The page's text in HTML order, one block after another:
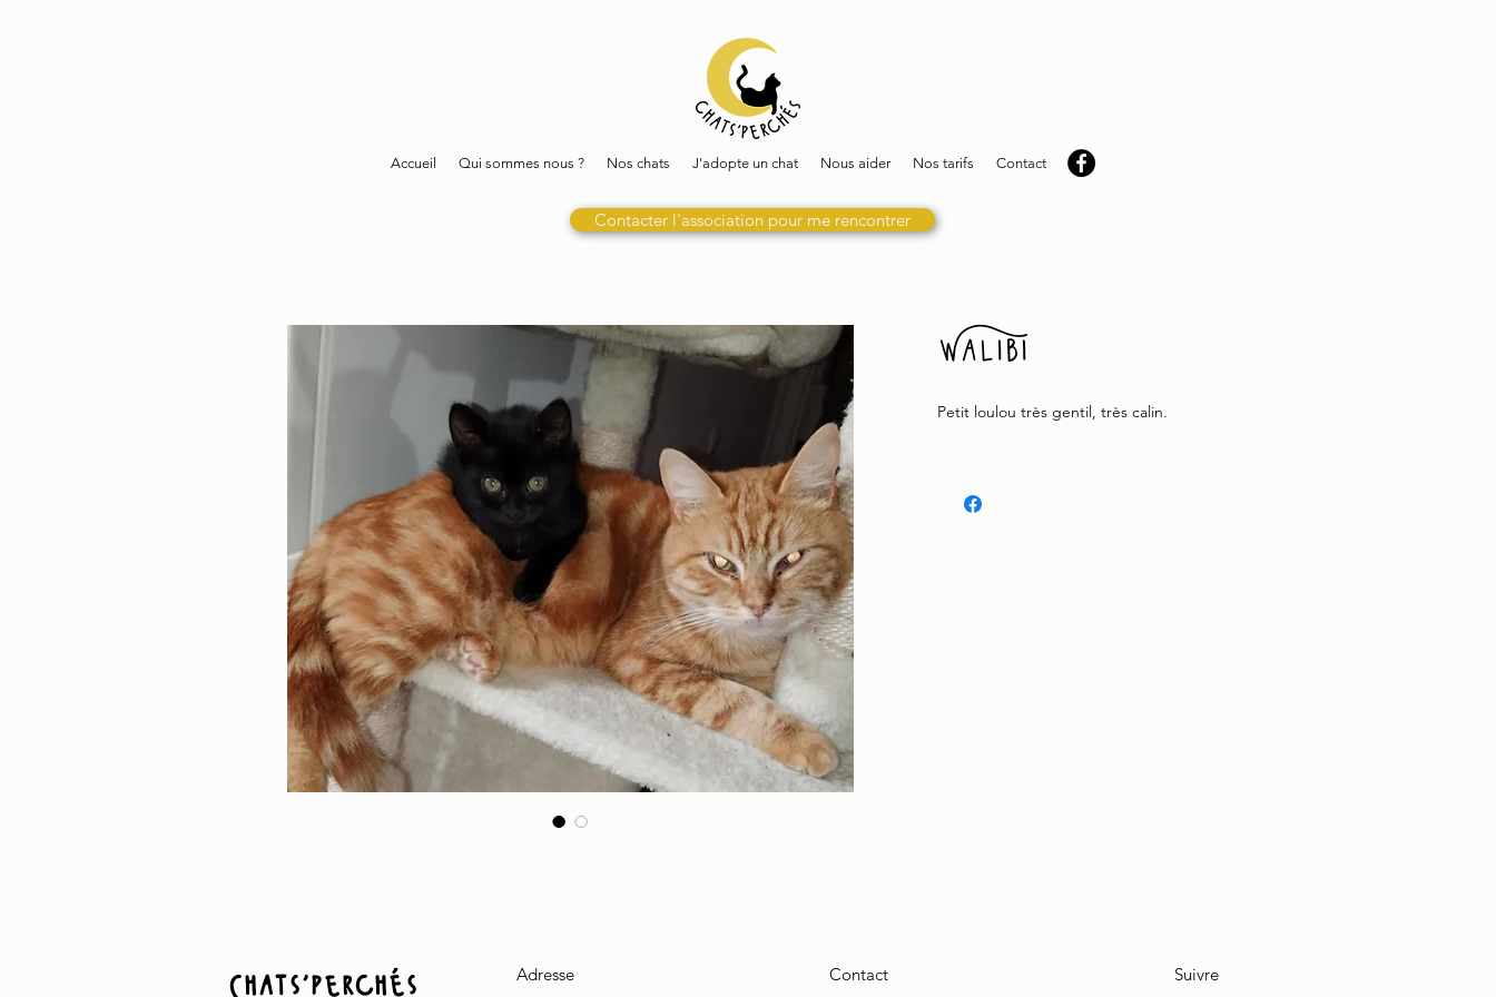
Accueil Qui sommes nous ? Nos chats J'adopte un chat Nous aider Nos tarifs Contact
Contacter l'association pour me rencontrer
Walibi
Petit loulou très gentil, très calin.
Chats'perchés Adresse Contact Suivre